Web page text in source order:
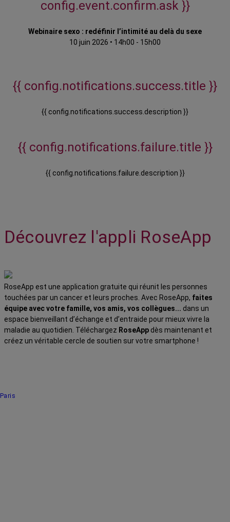
config.event.confirm.ask }}
Webinaire sexo : redéfinir l’intimité au delà du sexe
10 juin 2026 • 14h00 - 15h00
{{ config.notifications.success.title }}
{{ config.notifications.success.description }}
{{ config.notifications.failure.title }}
{{ config.notifications.failure.description }}
Découvrez l'appli RoseApp
RoseApp est une application gratuite qui réunit les personnes
touchées par un cancer et leurs proches. Avec RoseApp, faites
équipe avec votre famille, vos amis, vos collègues... dans un
espace bienveillant d’échange et d’entraide pour mieux vivre la
maladie au quotidien. Téléchargez RoseApp dès maintenant et
créez un véritable cercle de soutien sur votre smartphone !
Paris